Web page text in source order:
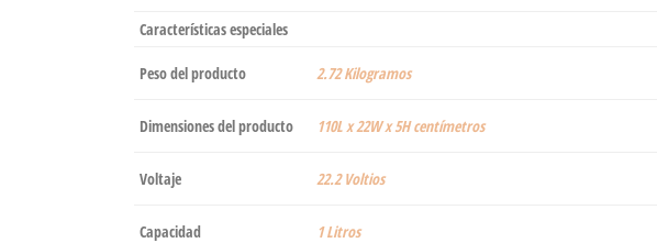
Características especiales
Peso del producto ‎2.72 Kilogramos
Dimensiones del producto ‎110L x 22W x 5H centímetros
Voltaje ‎22.2 Voltios
Capacidad ‎1 Litros